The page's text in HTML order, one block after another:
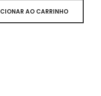
AO CARRINHO